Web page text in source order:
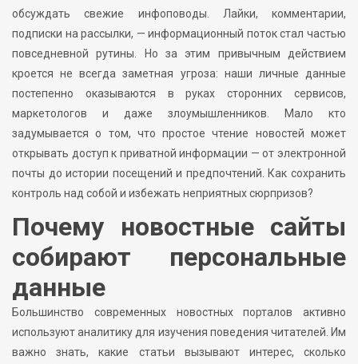
обсуждать свежие инфоповоды. Лайки, комментарии,
подписки на рассылки, — информационный поток стал частью
повседневной рутины. Но за этим привычным действием
кроется не всегда заметная угроза: наши личные данные
постепенно оказываются в руках сторонних сервисов,
маркетологов и даже злоумышленников. Мало кто
задумывается о том, что простое чтение новостей может
открывать доступ к приватной информации — от электронной
почты до истории посещений и предпочтений. Как сохранить
контроль над собой и избежать неприятных сюрпризов?
Почему новостные сайты
собирают персональные
данные
Большинство современных новостных порталов активно
используют аналитику для изучения поведения читателей. Им
важно знать, какие статьи вызывают интерес, сколько